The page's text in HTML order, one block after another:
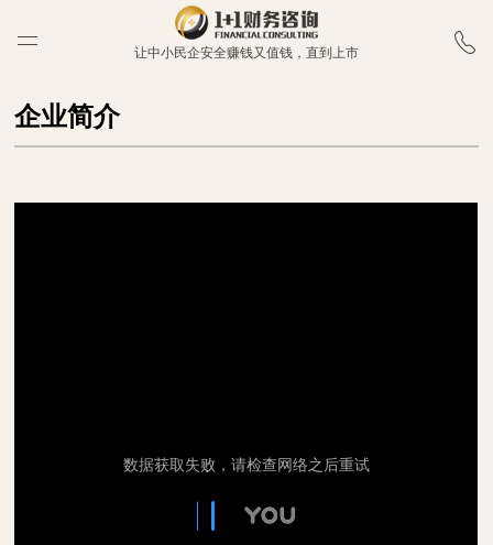
让中小民企安全赚钱又值钱，直到上市
企业简介